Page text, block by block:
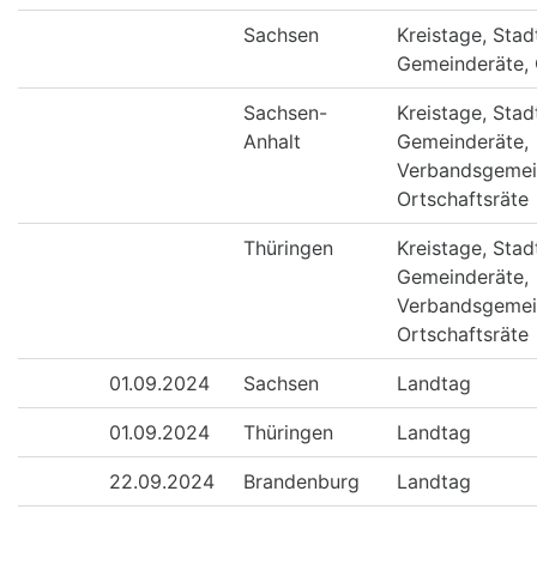
Sachsen
Kreistage,
Sachsen-
Anhalt
Kreistage,
Gemeinderäte,
Ortschaftsräte
Thüringen
Kreistage,
Gemeinderäte,
Ortschaftsräte
01.09.2024 Sachsen Landtag
01.09.2024 Thüringen Landtag
22.09.2024 Brandenburg Landtag